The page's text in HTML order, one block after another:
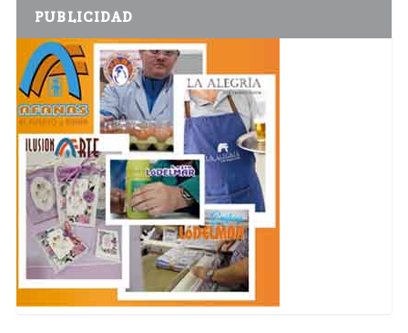
PUBLICIDAD